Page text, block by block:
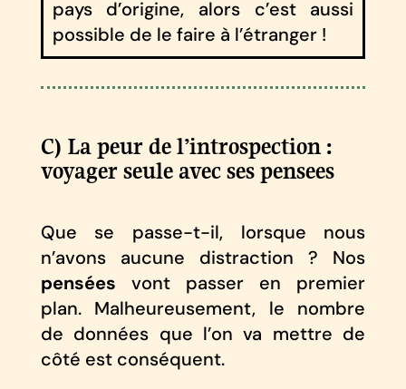
pays d’origine, alors c’est aussi
possible de le faire à l’étranger !
C) La peur de l’introspection :
voyager seule avec ses pensees
Que se passe-t-il, lorsque nous
n’avons aucune distraction ? Nos
pensées vont passer en premier
plan. Malheureusement, le nombre
de données que l’on va mettre de
côté est conséquent.